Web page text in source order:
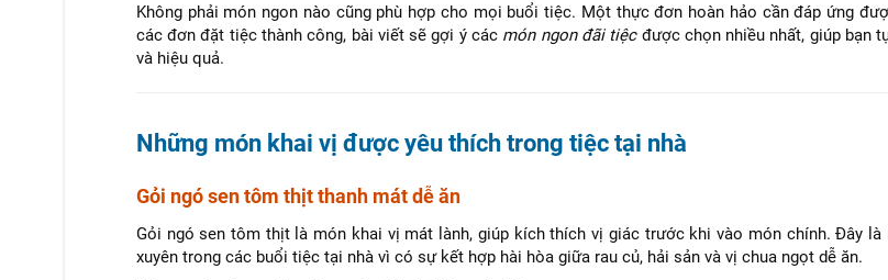
Không phải món ngon nào cũng phù hợp cho mọi buổi tiệc. Một thực đơn hoàn hảo cần đáp ứng
các đơn đặt tiệc thành công, bài viết sẽ gợi ý các món ngon đãi tiệcđược chọn nhiều nhất, giúp bạn
và hiệu quả.
Những món khai vị được yêu thích trong tiệc tại nhà
Gỏi ngó sen tôm thịt thanh mát dễ ăn
Gỏi ngó sen tôm thịt là món khai vị mát lành, giúp kích thích vị giác trước khi vào món chính. Đây
xuyên trong các buổi tiệc tại nhà vì có sự kết hợp hài hòa giữa rau củ, hải sản và vị chua ngọt dễ ăn.